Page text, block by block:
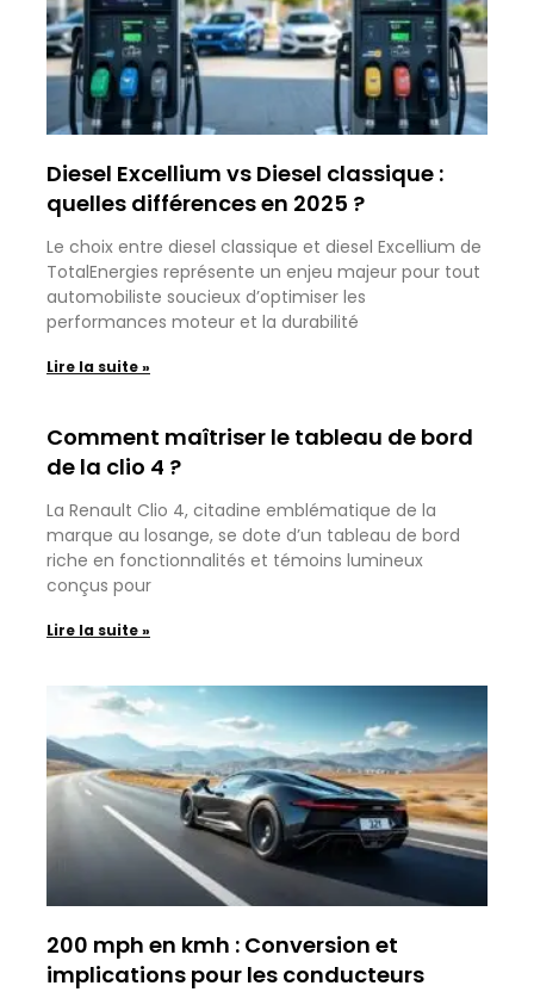
Diesel Excellium vs Diesel classique :
quelles différences en 2025 ?
Le choix entre diesel classique et diesel Excellium de
TotalEnergies représente un enjeu majeur pour tout
automobiliste soucieux d’optimiser les
performances moteur et la durabilité
Lire la suite »
Comment maîtriser le tableau de bord
de la clio 4 ?
La Renault Clio 4, citadine emblématique de la
marque au losange, se dote d’un tableau de bord
riche en fonctionnalités et témoins lumineux
conçus pour
Lire la suite »
200 mph en kmh : Conversion et
implications pour les conducteurs